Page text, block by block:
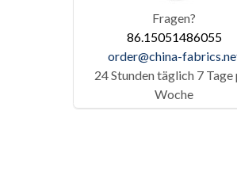
Fragen?
86.15051486055
order@china-
24 Stunden täglich 7 Tage
Woche